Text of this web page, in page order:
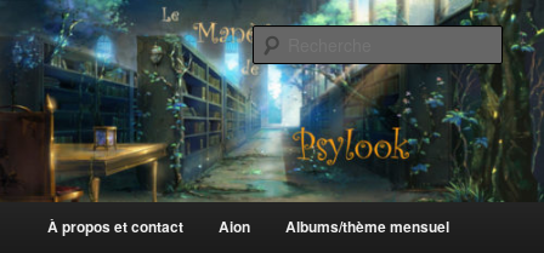
au
contenu
principalLe Manège de Psylook
principal
À propos et contact Aion Albums/thème mensuel